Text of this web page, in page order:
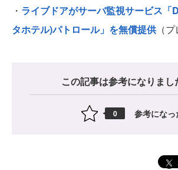
・ ライブドアがサーバ監視サービス「
タホテル)パトロール」を無償提供 （
この記事は参考になりまし
0 参考になっ